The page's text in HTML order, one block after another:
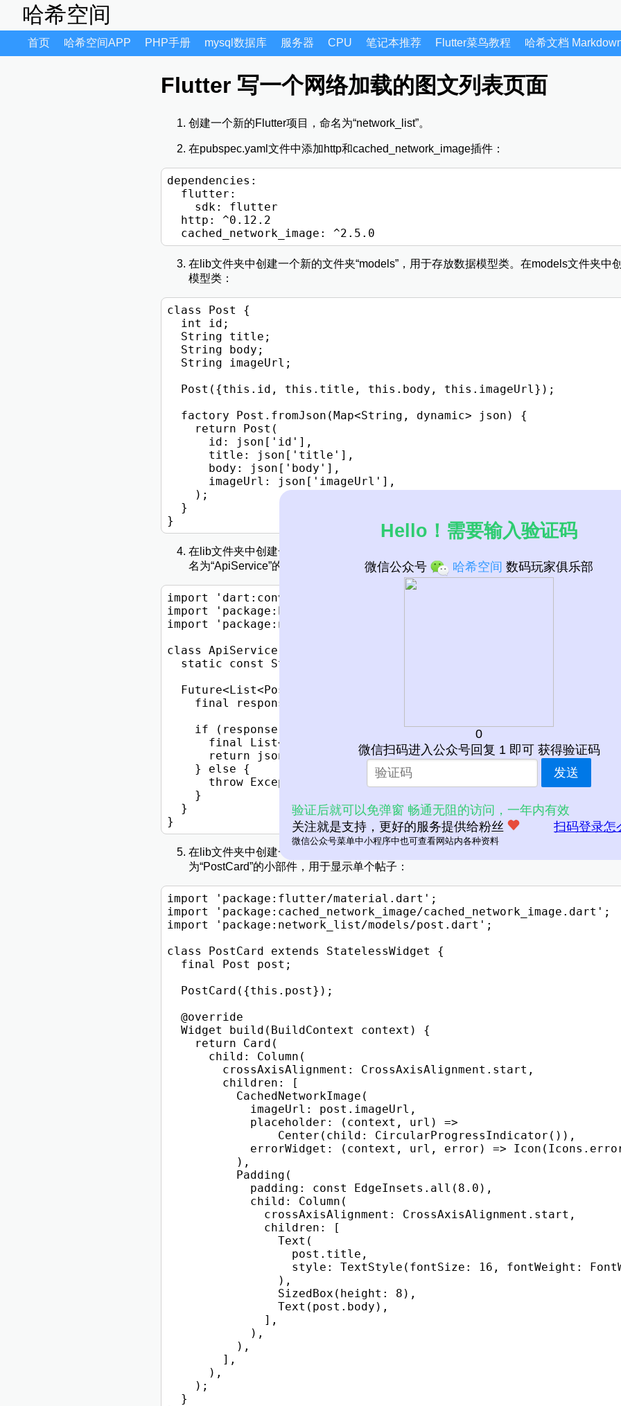
哈希空间
首页 哈希空间APP PHP手册 mysql数据库 服务器 CPU 笔记本推荐 Flutter菜鸟教程 哈希文档
Flutter 写一个网络加载的图文列表页面
创建一个新的Flutter项目，命名为“network_list”。
在pubspec.yaml文件中添加http和cached_network_image插件：
dependencies:
  flutter:
    sdk: flutter
  http: ^0.12.2
在lib文件夹中创建一个新的文件夹“models”，用于存放数据模型类。在models文件夹中
模型类：
class Post {
  int id;
  String title;
  String body;
  String imageUrl;
  Post({this.id, this.title, this.body, this.imageUrl});
  factory Post.fromJson(Map<String, dynamic> json) {
    return Post(
      id: json['id'],
      title: json['title'],
      body: json['body'],
      imageUrl: json['imageUrl'],
    );
  }
在lib文件夹中创建一个新的文件夹“services”，用于存放网络请求相关的类。在services
名为“ApiService”的网络请求类：
import 'dart:convert';
import 'package:http/http.dart' as http;
import 'package:network_list/models/post.dart';
class ApiService {
static const String apiUrl = 'https://
  Future<List<Post>> getPosts() async {
    final response = await http.get(apiUrl);
    if (response.statusCode == 200) {
      final List<dynamic> jsonData = json.decode(response.body);
return jsonData.map((post) =>
    } else {
      throw Exception('Failed to load posts');
    }
  }
在lib文件夹中创建一个新的文件夹“widgets”，用于存放UI相关的小部件。在widgets文
为“PostCard”的小部件，用于显示单个帖子：
import 'package:flutter/material.dart';
import 'package:cached_network_image/cached_network_image.dart';
import 'package:network_list/models/post.dart';
class PostCard extends StatelessWidget {
  final Post post;
  PostCard({this.post});
  @override
  Widget build(BuildContext context) {
    return Card(
      child: Column(
        crossAxisAlignment: CrossAxisAlignment.start,
        children: [
          CachedNetworkImage(
            imageUrl: post.imageUrl,
            placeholder: (context, url) =>
                Center(child: CircularProgressIndicator()),
errorWidget: (context, url, error) =>
          ),
          Padding(
            padding: const EdgeInsets.all(8.0),
            child: Column(
              crossAxisAlignment: CrossAxisAlignment.start,
              children: [
                Text(
                  post.title,
style: TextStyle(fontSize: 16, fontWeight:
                ),
                SizedBox(height: 8),
                Text(post.body),
              ],
            ),
          ),
        ],
      ),
    );
  }
Hello！需要输入验证码
微信公众号 哈希空间 数码玩家俱乐部
0
微信扫码进入公众号回复 1 即可 获得验证码
发送
验证后就可以免弹窗 畅通无阻的访问，一年内有效
关注就是支持，更好的服务提供给粉丝
扫码登录怎
微信公众号菜单中小程序中也可查看网站内各种资料